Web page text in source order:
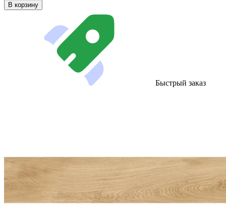
В корзину
Быстрый заказ